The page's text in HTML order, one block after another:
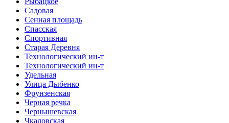
Садовая
Сенная площадь
Спасская
Спортивная
Старая Деревня
Технологический ин-т
Технологический ин-т
Удельная
Улица Дыбенко
Фрунзенская
Черная речка
Чернышевская
Чкаловская